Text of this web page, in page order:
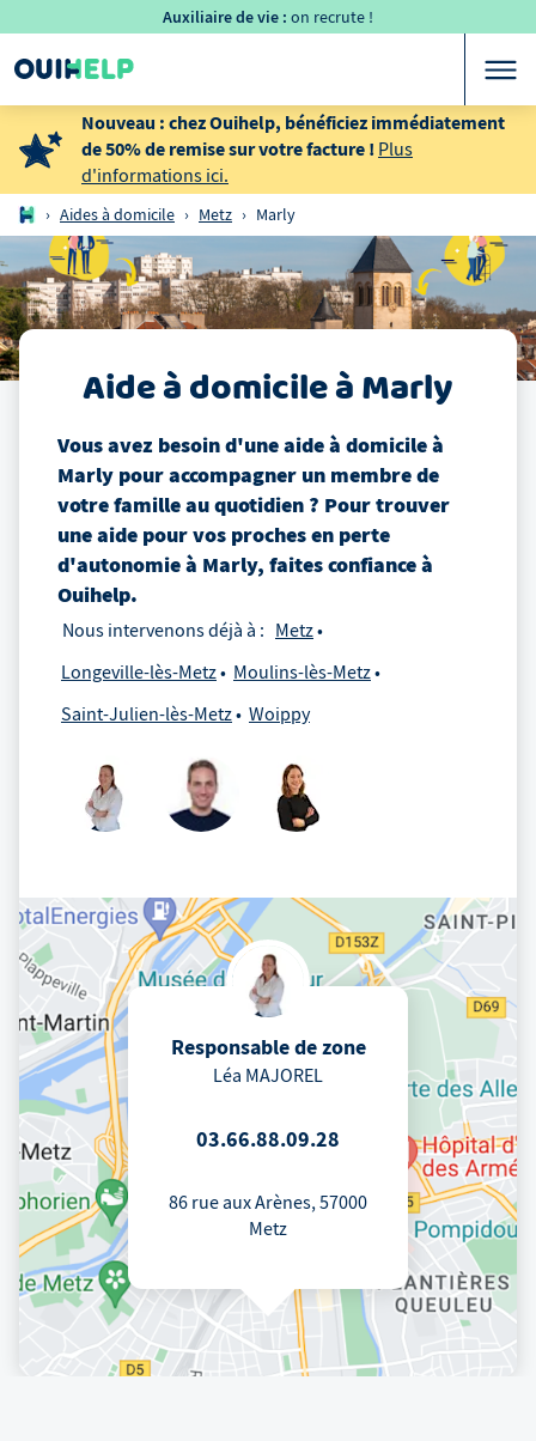
Auxiliaire de vie : on recrute !
Nouveau : chez Ouihelp, bénéficiez immédiatement
de 50% de remise sur votre facture ! Plus
d'informations ici.
› Aides à domicile › Metz › Marly
Aide à domicileàMarly
Vous avez besoin d'une aide à domicileà
Marly pour accompagner un membre de
votre famille au quotidien ? Pour trouver
une aide pour vos proches en perte
d'autonomieà Marly, faites confiance à
Ouihelp.
Nous intervenons déjà à : Metz
Longeville-lès-Metz
Moulins-lès-Metz
Saint-Julien-lès-Metz
Woippy
Responsable de zone
Léa MAJOREL
03.66.88.09.28
86 rue aux Arènes, 57000
Metz